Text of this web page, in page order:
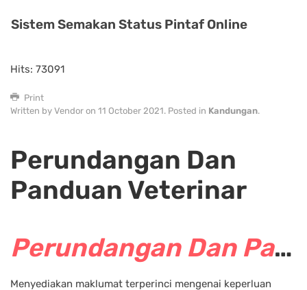
Sistem Semakan Status Pintaf Online
Hits: 73091
Print
Written by Vendor on 11 October 2021. Posted in Kandungan.
Perundangan Dan
Panduan Veterinar
Perundangan Dan Panduan Veterinar
Menyediakan maklumat terperinci mengenai keperluan